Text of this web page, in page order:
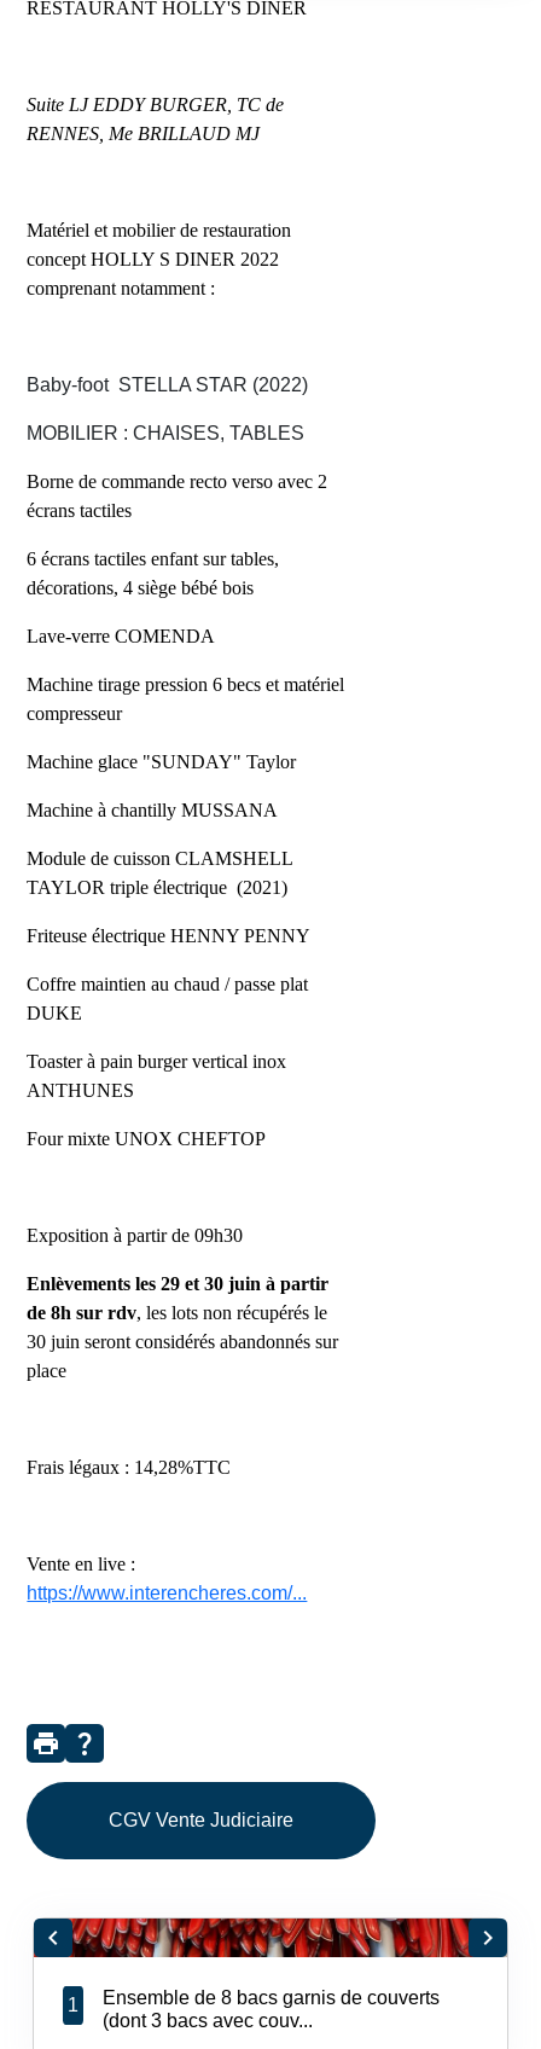
RESTAURANT HOLLY'S DINER
Suite LJ EDDY BURGER, TC de
RENNES, Me BRILLAUD MJ
Matériel et mobilier de restauration
concept HOLLY S DINER 2022
comprenant notamment :
Baby-foot STELLA STAR (2022)
MOBILIER : CHAISES, TABLES
Borne de commande recto verso avec 2
écrans tactiles
6 écrans tactiles enfant sur tables,
décorations, 4 siège bébé bois
Lave-verre COMENDA
Machine tirage pression 6 becs et matériel
compresseur
Machine glace "SUNDAY" Taylor
Machine à chantilly MUSSANA
Module de cuisson CLAMSHELL
TAYLOR triple électrique (2021)
Friteuse électrique HENNY PENNY
Coffre maintien au chaud / passe plat
DUKE
Toaster à pain burger vertical inox
ANTHUNES
Four mixte UNOX CHEFTOP
Exposition à partir de 09h30
Enlèvements les 29 et 30 juin à partir
de 8h sur rdv, les lots non récupérés le
30 juin seront considérés abandonnés sur
place
Frais légaux : 14,28%TTC
Vente en live :
https://www.interencheres.com/...
print question_mark
CGV Vente Judiciaire
chevron_left chevron_right
1
Ensemble de 8 bacs garnis de couverts
(dont 3 bacs avec couv...